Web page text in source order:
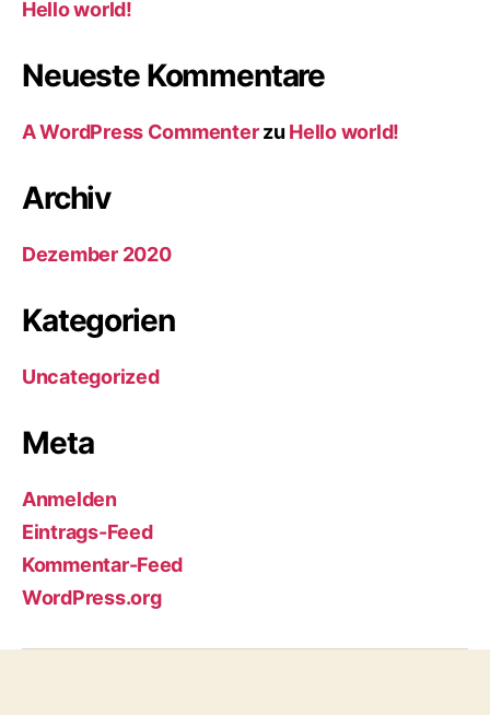
Hello world!
Neueste Kommentare
A WordPress Commenterzu Hello world!
Archiv
Dezember 2020
Kategorien
Uncategorized
Meta
Anmelden
Eintrags-Feed
Kommentar-Feed
WordPress.org